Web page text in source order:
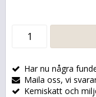
Har nu några
Maila oss, vi
Kemiskatt och